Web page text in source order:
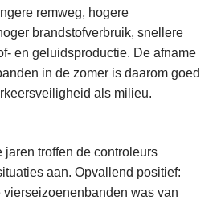
remweg, hogere
brandstofverbruik, snellere
en geluidsproductie. De afname
in de zomer is daarom goed
als milieu.
jaren troffen de controleurs
aan. Opvallend positief:
was van